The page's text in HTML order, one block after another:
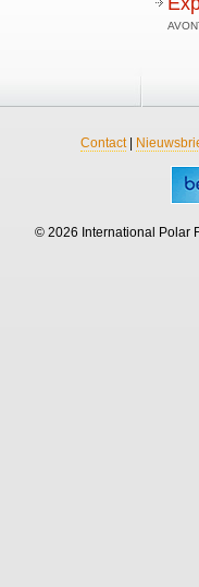
Contact|
© 2026 International Polar